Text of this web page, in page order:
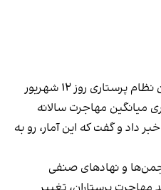
احمد نجاتیان، رییس کل سازمان نظام پرستاری روز ۱۲ شهریور
میانگین مهاجرت سالانه
از سال ۱۴۰۰ تا ۱۴۰۲ خبر داد و گفت که این آمار، رو به
و نهادهای صنفی